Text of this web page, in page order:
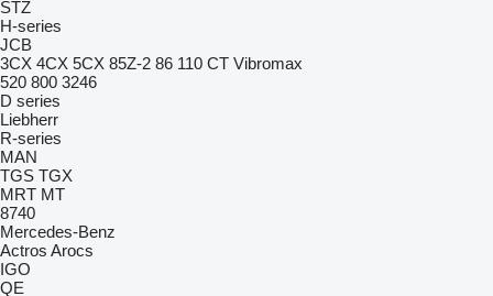
STZ
H-series
JCB
3CX 4CX 5CX 85Z-2 86 110 CT Vibromax
520 800 3246
D series
Liebherr
R-series
MAN
TGS TGX
MRT MT
8740
Mercedes-Benz
Actros Arocs
IGO
QE